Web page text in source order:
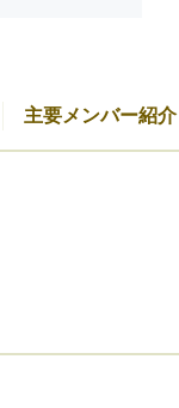
主要メンバー紹介